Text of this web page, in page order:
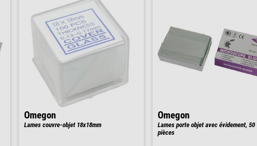
Omegon
Lames couvre-objet 18x18mm
Omegon
Lames porte objet avec évidement, 50
pièces